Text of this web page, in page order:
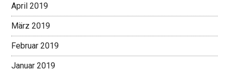
April 2019
März 2019
Februar 2019
Januar 2019